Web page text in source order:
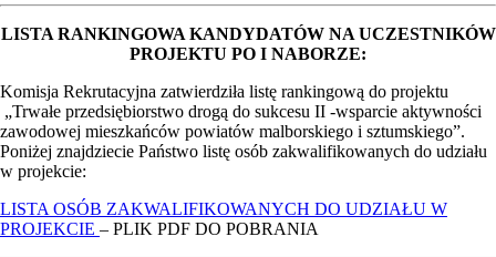
LISTA RANKINGOWA KANDYDATÓW NA UCZESTNIKÓW
PROJEKTU PO I NABORZE:
Komisja Rekrutacyjna zatwierdziła listę rankingową do projektu
„Trwałe przedsiębiorstwo drogą do sukcesu II -wsparcie aktywności
zawodowej mieszkańców powiatów malborskiego i sztumskiego”.
Poniżej znajdziecie Państwo listę osób zakwalifikowanych do udziału
w projekcie:
LISTA OSÓB ZAKWALIFIKOWANYCH DO UDZIAŁU W
PROJEKCIE – PLIK PDF DO POBRANIA